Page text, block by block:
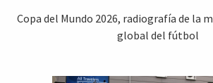
Copa del Mundo 2026, radiografía de la
global del fútbol